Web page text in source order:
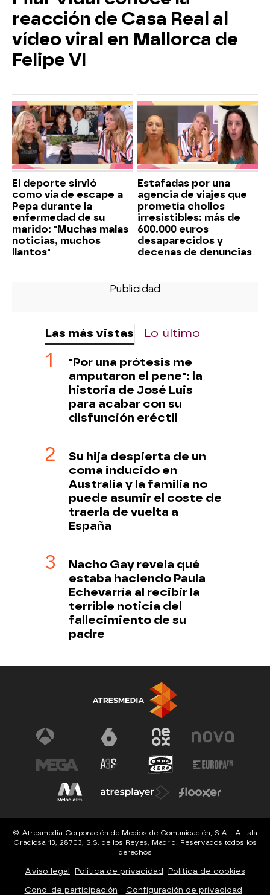
reacción de Casa Real al
vídeo viral en Mallorca de
Felipe VI
El deporte sirvió
como vía de escape a
Pepa durante la
enfermedad de su
marido: "Muchas malas
noticias, muchos
llantos"
Estafadas por una
agencia de viajes que
prometía chollos
irresistibles: más de
600.000 euros
desaparecidos y
decenas de denuncias
Las más vistas Lo último
"Por una prótesis me
amputaron el pene": la
historia de José Luis
para acabar con su
disfunción eréctil
Su hija despierta de un
coma inducido en
Australia y la familia no
puede asumir el coste de
traerla de vuelta a
España
Nacho Gay revela qué
estaba haciendo Paula
Echevarría al recibir la
terrible noticia del
fallecimiento de su
padre
© Atresmedia Corporación de Medios de Comunicación, S.A - A. Isla
Graciosa 13, 28703, S.S. de los Reyes, Madrid. Reservados todos los
derechos
Aviso legal Política de privacidad Política de cookies
Cond. de participación Configuración de privacidad